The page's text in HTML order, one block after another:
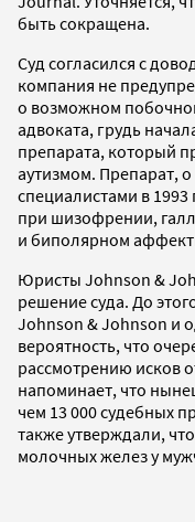
быть сокращена.
Суд согласился с
компания не
о возможном
адвоката, грудь
препарата, который
аутизмом. Препарат,
специалистами в 1993
при шизофрении,
и биполярном
Юристы Johnson &
решение суда. До
Johnson & Johnson и
вероятность, что
рассмотрению исков
напоминает, что
чем 13 000 судебных
также утверждали,
молочных желез у